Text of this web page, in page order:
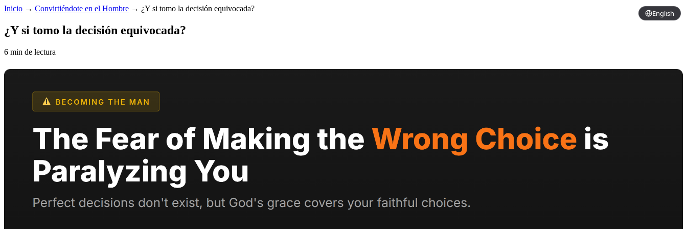
English
Inicio → Convirtiéndote en el Hombre → ¿Y si tomo la decisión equivocada?
¿Y si tomo la decisión equivocada?
6 min de lectura